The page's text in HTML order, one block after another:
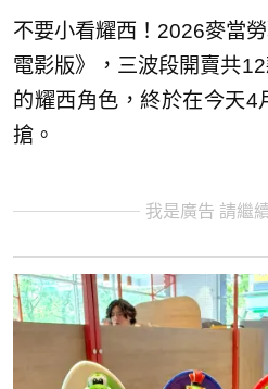
不要小看耀西！2026麥當
電影版》，三波段開賣共
的耀西角色，終於在今天4
搶。
我是廣告 請繼